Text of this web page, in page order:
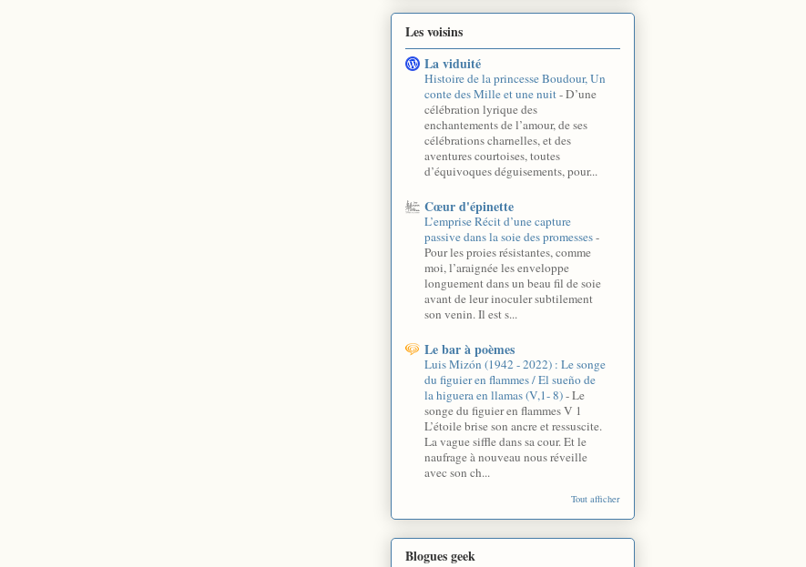
Les voisins
La viduité
Histoire de la princesse Boudour, Un
conte des Mille et une nuit-D’une
célébration lyrique des
enchantements de l’amour, de ses
célébrations charnelles, et des
aventures courtoises, toutes
d’équivoques déguisements, pour...
Cœur d'épinette
L’emprise Récit d’une capture
passive dans la soie des promesses-
Pour les proies résistantes, comme
moi, l’araignée les enveloppe
longuement dans un beau fil de soie
avant de leur inoculer subtilement
son venin. Il est s...
Le bar à poèmes
Luis Mizón (1942 - 2022) : Le songe
du figuier en flammes / El sueño de
la higuera en llamas (V,1- 8)-Le
songe du figuier en flammes V 1
L’étoile brise son ancre et ressuscite.
La vague siffle dans sa cour. Et le
naufrage à nouveau nous réveille
avec son ch...
Tout afficher
Blogues geek